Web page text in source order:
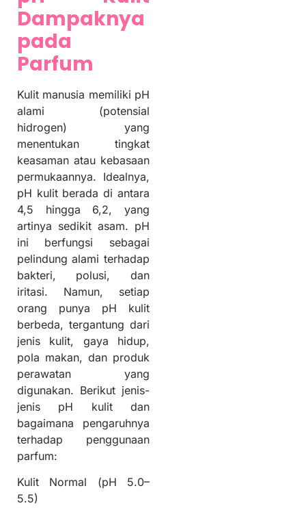
Dampaknya
pada
Parfum
Kulit manusia memiliki pH
alami (potensial
hidrogen) yang
menentukan tingkat
keasaman atau kebasaan
permukaannya. Idealnya,
pH kulit berada di antara
4,5 hingga 6,2, yang
artinya sedikit asam. pH
ini berfungsi sebagai
pelindung alami terhadap
bakteri, polusi, dan
iritasi. Namun, setiap
orang punya pH kulit
berbeda, tergantung dari
jenis kulit, gaya hidup,
pola makan, dan produk
perawatan yang
digunakan. Berikut jenis-
jenis pH kulit dan
bagaimana pengaruhnya
terhadap penggunaan
parfum:
Kulit Normal (pH 5.0–
5.5)